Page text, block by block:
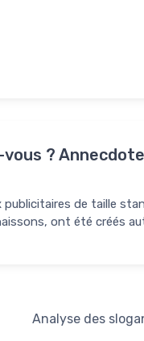
?
publicitaires de taille
ont été créés
Analyse des